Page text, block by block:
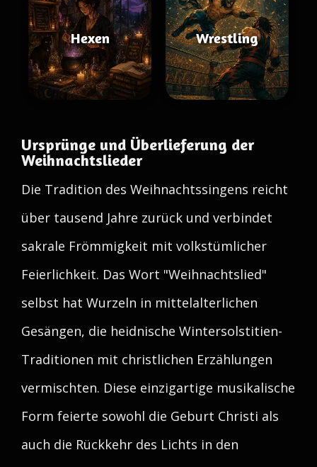
Hexen Wrestling
Ursprünge und Überlieferung der
Weihnachtslieder
Die Tradition des Weihnachtssingens reicht
über tausend Jahre zurück und verbindet
sakrale Frömmigkeit mit volkstümlicher
Feierlichkeit. Das Wort "Weihnachtslied"
selbst hat Wurzeln in mittelalterlichen
Gesängen, die heidnische Wintersolstitien-
Traditionen mit christlichen Erzählungen
vermischten. Diese einzigartige musikalische
Form feierte sowohl die Geburt Christi als
auch die Rückkehr des Lichts in den